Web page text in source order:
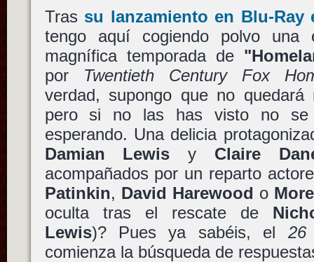
Tras su lanzamiento en Blu-
tengo aquí cogiendo polvo una
magnífica temporada de
por Twentieth Century Fox
verdad, supongo que no
pero si no las has visto no se
esperando. Una delicia
Damian Lewis y Claire
acompañados por un reparto
Patinkin, David Harewood o
oculta tras el rescate de
Lewis)? Pues ya sabéis, el
comienza la búsqueda de